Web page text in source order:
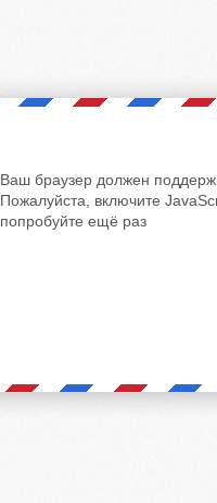
Ваш браузер должен
Пожалуйста, включите
попробуйте ещё раз